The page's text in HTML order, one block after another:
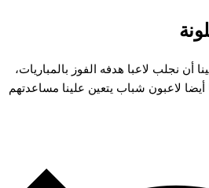
أن نجلب لاعبا هدفه الفوز بالمباريات،
لاعبون شباب يتعين علينا مساعدتهم